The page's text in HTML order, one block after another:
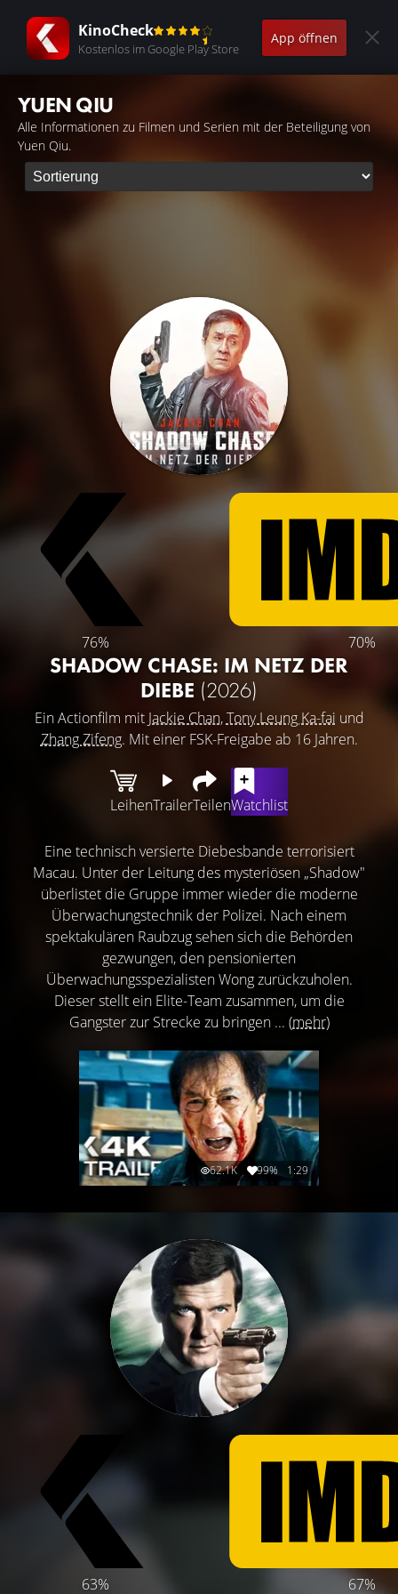
KinoCheck
Kostenlos im Google Play Store
App öffnen
YUEN QIU
Alle Informationen zu Filmen und Serien mit der Beteiligung von
Yuen Qiu.
76% 70%
SHADOW CHASE: IM NETZ DER
DIEBE (2026)
Ein Actionfilm mit Jackie Chan,Tony Leung Ka-fai und
Zhang Zifeng. Mit einer FSK-Freigabe ab 16 Jahren.
LeihenTrailerTeilenWatchlist
Eine technisch versierte Diebesbande terrorisiert
Macau. Unter der Leitung des mysteriösen „Shadow"
überlistet die Gruppe immer wieder die moderne
Überwachungstechnik der Polizei. Nach einem
spektakulären Raubzug sehen sich die Behörden
gezwungen, den pensionierten
Überwachungsspezialisten Wong zurückzuholen.
Dieser stellt ein Elite-Team zusammen, um die
Gangster zur Strecke zu bringen ... (mehr)
62.1K 99% 1:29
63% 67%